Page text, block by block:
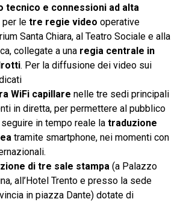
tecnico e connessioni ad alta
per le tre regie video operative
Santa Chiara, al Teatro Sociale e alla
collegate a una regia centrale in
. Per la diffusione dei video sui
WiFi capillare nelle tre sedi principali
in diretta, per permettere al pubblico
in tempo reale la traduzione
tramite smartphone, nei momenti con
di tre sale stampa (a Palazzo
all’Hotel Trento e presso la sede
in piazza Dante) dotate di